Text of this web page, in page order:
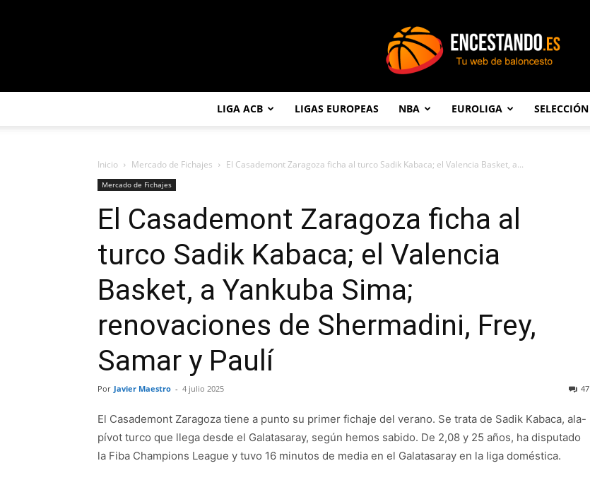
LIGA ACB LIGAS EUROPEAS NBA EUROLIGA SELECCIÓN
Inicio Mercado de Fichajes El Casademont Zaragoza ficha al turco Sadik Kabaca; el Valencia Basket, a...
Mercado de Fichajes
El Casademont Zaragoza ficha al
turco Sadik Kabaca; el Valencia
Basket, a Yankuba Sima;
renovaciones de Shermadini, Frey,
Samar y Paulí
Por Javier Maestro - 4 julio 2025 47
El Casademont Zaragoza tiene a punto su primer fichaje del verano. Se trata de Sadik Kabaca, ala-
pívot turco que llega desde el Galatasaray, según hemos sabido. De 2,08 y 25 años, ha disputado
la Fiba Champions League y tuvo 16 minutos de media en el Galatasaray en la liga doméstica.